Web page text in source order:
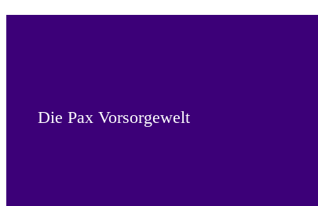
Die Pax Vorsorgewelt